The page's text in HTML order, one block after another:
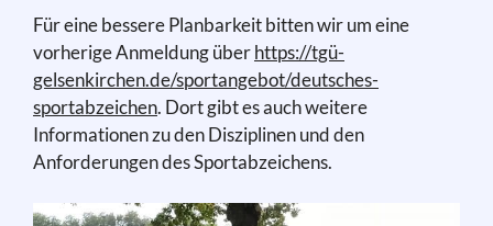
Für eine bessere Planbarkeit bitten wir um eine
vorherige Anmeldung überhttps://tgü-
gelsenkirchen.de/sportangebot/deutsches-
sportabzeichen. Dort gibt es auch weitere
Informationen zu den Disziplinen und den
Anforderungen des Sportabzeichens.